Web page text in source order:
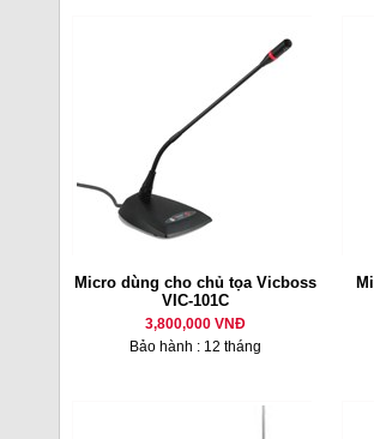
Micro dùng cho chủ tọa Vicboss
VIC-101C
3,800,000 VNĐ
Bảo hành : 12 tháng